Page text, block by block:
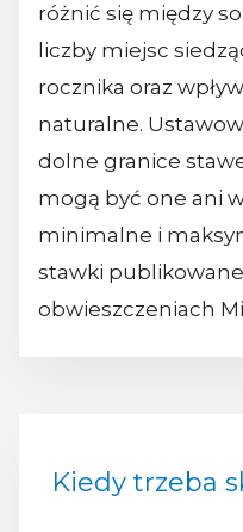
różnić się między
liczby miejsc
rocznika oraz
naturalne.
dolne granice
mogą być one ani
minimalne i
stawki
obwieszczeniach
Kiedy trzeba